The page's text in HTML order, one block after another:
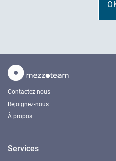
Contactez nous
Rejoignez-nous
À propos
Services